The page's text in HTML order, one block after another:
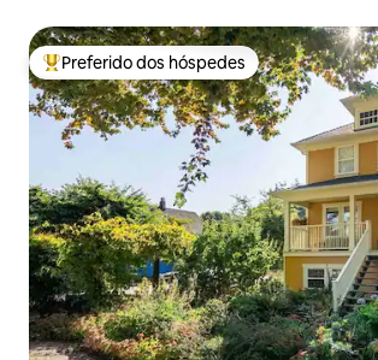
Entre os melhores preferidos dos hóspedes
Preferido dos hóspedes